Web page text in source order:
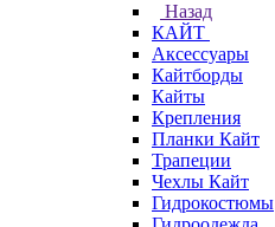
Назад
КАЙТ
Аксессуары
Кайтборды
Кайты
Крепления
Планки Кайт
Трапеции
Чехлы Кайт
Гидрокостюмы